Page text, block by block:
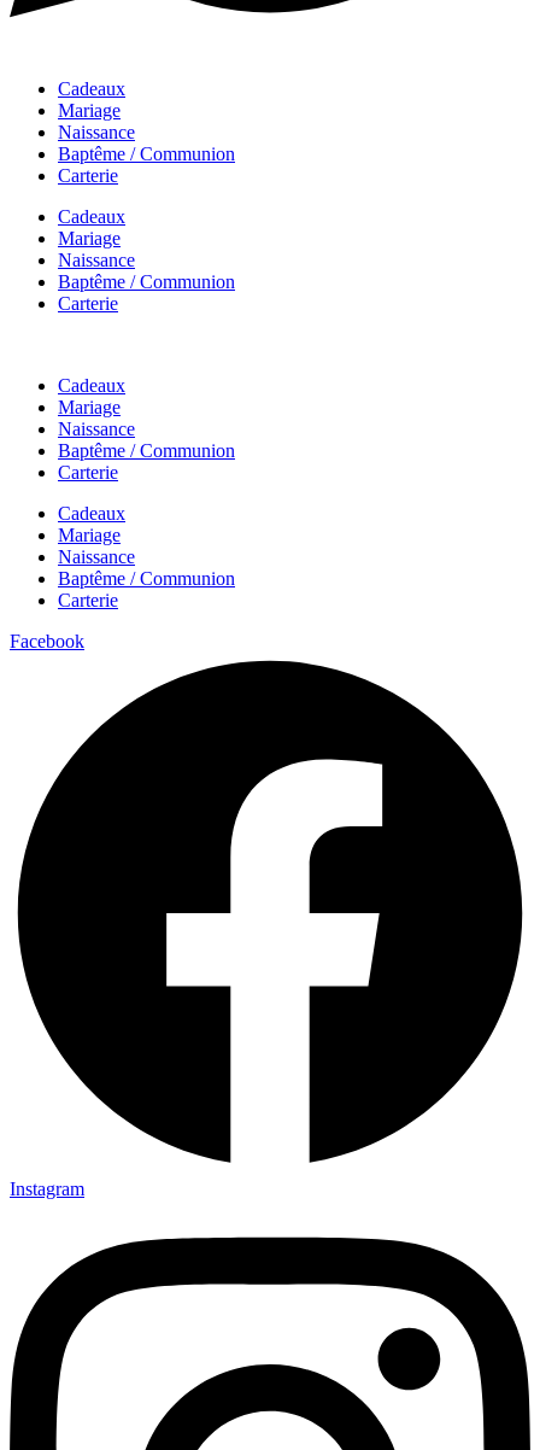
Cadeaux
Mariage
Naissance
Baptême / Communion
Carterie
Cadeaux
Mariage
Naissance
Baptême / Communion
Carterie
Cadeaux
Mariage
Naissance
Baptême / Communion
Carterie
Cadeaux
Mariage
Naissance
Baptême / Communion
Carterie
Facebook
Instagram